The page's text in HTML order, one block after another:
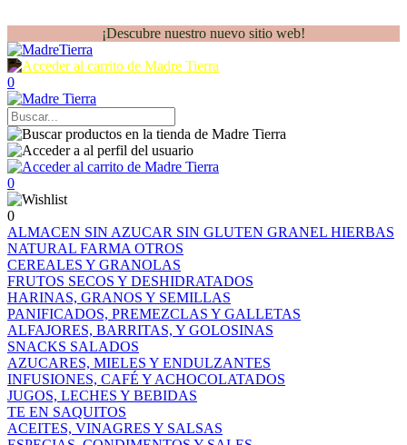
¡Descubre nuestro nuevo sitio web!
0
0
0
ALMACEN SIN AZUCAR SIN GLUTEN GRANEL HIERBAS
NATURAL FARMA OTROS
CEREALES Y GRANOLAS
FRUTOS SECOS Y DESHIDRATADOS
HARINAS, GRANOS Y SEMILLAS
PANIFICADOS, PREMEZCLAS Y GALLETAS
ALFAJORES, BARRITAS, Y GOLOSINAS
SNACKS SALADOS
AZUCARES, MIELES Y ENDULZANTES
INFUSIONES, CAFÉ Y ACHOCOLATADOS
JUGOS, LECHES Y BEBIDAS
TE EN SAQUITOS
ACEITES, VINAGRES Y SALSAS